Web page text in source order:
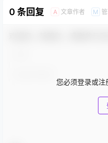
0 条回复 A 文章作者 M
您必须登录或注